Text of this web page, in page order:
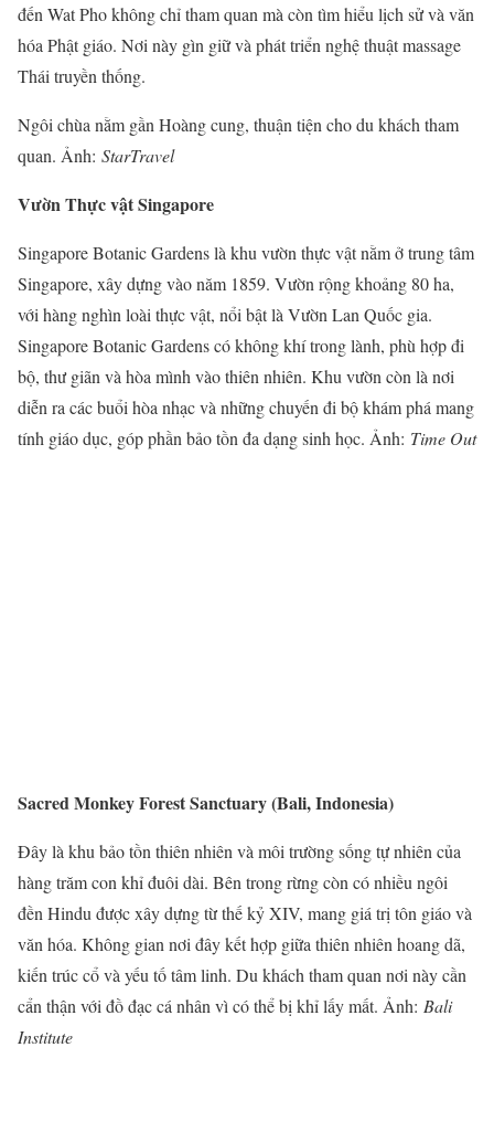
đến Wat Pho không chỉ tham quan mà còn tìm hiểu lịch sử và văn
hóa Phật giáo. Nơi này gìn giữ và phát triển nghệ thuật massage
Thái truyền thống.
Ngôi chùa nằm gần Hoàng cung, thuận tiện cho du khách tham
quan. Ảnh: StarTravel
Vườn Thực vật Singapore
Singapore Botanic Gardens là khu vườn thực vật nằm ở trung tâm
Singapore, xây dựng vào năm 1859. Vườn rộng khoảng 80 ha,
với hàng nghìn loài thực vật, nổi bật là Vườn Lan Quốc gia.
Singapore Botanic Gardens có không khí trong lành, phù hợp đi
bộ, thư giãn và hòa mình vào thiên nhiên. Khu vườn còn là nơi
diễn ra các buổi hòa nhạc và những chuyến đi bộ khám phá mang
tính giáo dục,​​​ góp phần bảo tồn đa dạng sinh học. Ảnh: Time Out
Sacred Monkey Forest Sanctuary (Bali, Indonesia)
Đây là khu bảo tồn thiên nhiên và môi trường sống tự nhiên của
hàng trăm con khỉ đuôi dài. Bên trong rừng còn có nhiều ngôi
đền Hindu được xây dựng từ thế kỷ XIV, mang giá trị tôn giáo và
văn hóa. Không gian nơi đây kết hợp giữa thiên nhiên hoang dã,
kiến trúc cổ và yếu tố tâm linh. Du khách tham quan nơi này cần
cẩn thận với đồ đạc cá nhân vì có thể bị khỉ lấy mất. Ảnh: Bali
Institute